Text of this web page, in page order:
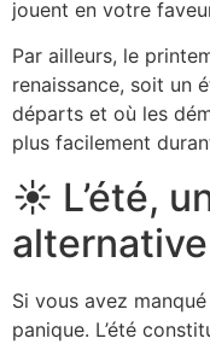
jouent en votre
Par ailleurs, le
renaissance, soit un
départs et où les
plus facilement
☀️ L’été,
Si vous avez
panique. L’été